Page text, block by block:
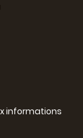
informations